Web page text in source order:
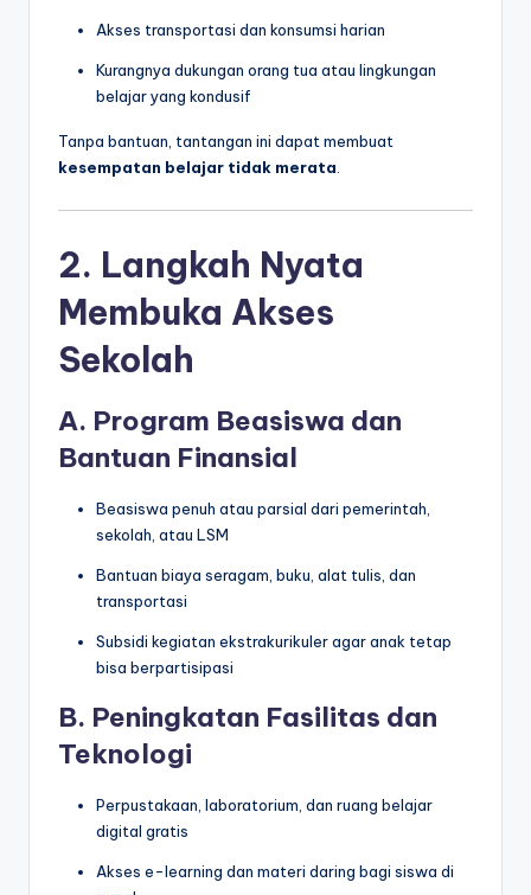
Akses transportasi dan konsumsi harian
Kurangnya dukungan orang tua atau lingkungan
belajar yang kondusif
Tanpa bantuan, tantangan ini dapat membuat
kesempatan belajar tidak merata
2. Langkah Nyata
Membuka Akses
Sekolah
A. Program Beasiswa dan
Bantuan Finansial
Beasiswa penuh atau parsial dari pemerintah,
sekolah, atau LSM
Bantuan biaya seragam, buku, alat tulis, dan
transportasi
Subsidi kegiatan ekstrakurikuler agar anak tetap
bisa berpartisipasi
B. Peningkatan Fasilitas dan
Teknologi
Perpustakaan, laboratorium, dan ruang belajar
digital gratis
Akses e-learning dan materi daring bagi siswa di